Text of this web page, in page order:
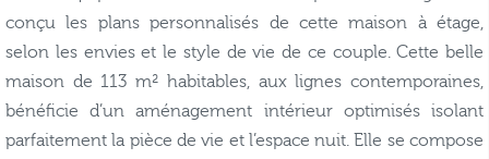
conçu les plans personnalisés de cette maison à étage,
selon les envies et le style de vie de ce couple. Cette belle
maison de 113 m² habitables, aux lignes contemporaines,
bénéficie d’un aménagement intérieur optimisés isolant
parfaitement la pièce de vie et l’espace nuit. Elle se compose